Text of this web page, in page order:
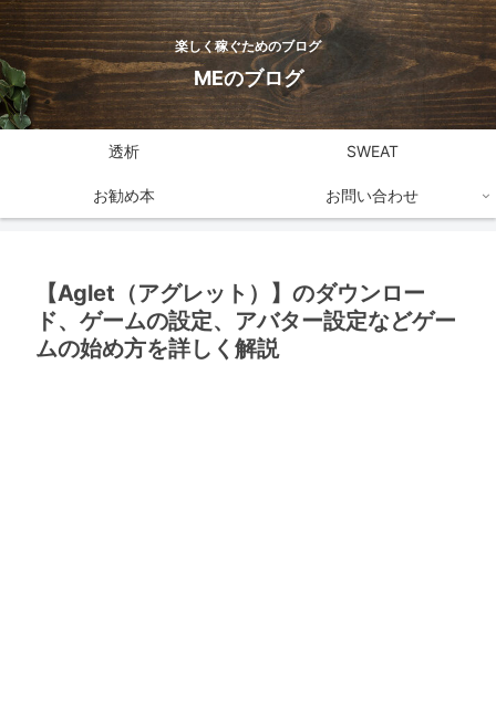
楽しく稼ぐためのブログ
MEのブログ
透析 SWEAT
お勧め本 お問い合わせ
【Aglet（アグレット）】のダウンロー
ド、ゲームの設定、アバター設定などゲー
ムの始め方を詳しく解説